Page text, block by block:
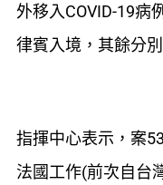
外移入COVID-19病
律賓入境，其餘分
指揮中心表示，案
法國工作(前次自台